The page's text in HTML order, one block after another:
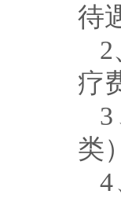
待
2
疗
3
类）
4